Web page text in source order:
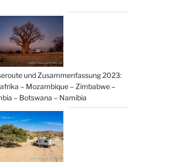
und Zusammenfassung 2023:
– Mozambique – Zimbabwe –
– Botswana – Namibia